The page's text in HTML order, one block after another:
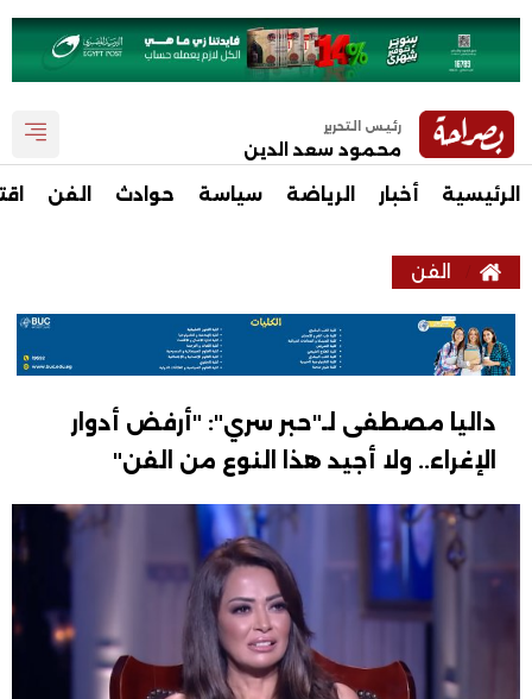
رئيس التحرير
محمود سعد الدين
الرئيسية أخبار الرياضة سياسة حوادث الفن
الفن
داليا مصطفى لـ"حبر سري": "أرفض أدوار
الإغراء.. ولا أجيد هذا النوع من الفن"